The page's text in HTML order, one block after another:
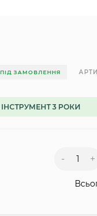
ПІД ЗАМОВЛЕННЯ
ІНСТРУМЕНТ 3 РОКИ
- +